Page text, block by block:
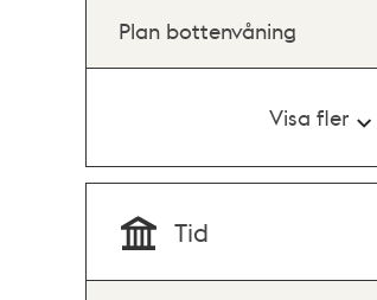
Plan bottenvåning
Visa fler
Tid